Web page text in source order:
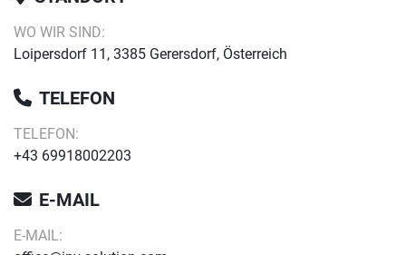
WO WIR SIND:
Loipersdorf 11, 3385 Gerersdorf, Österreich
TELEFON
TELEFON:
+43 69918002203
E-MAIL
E-MAIL: